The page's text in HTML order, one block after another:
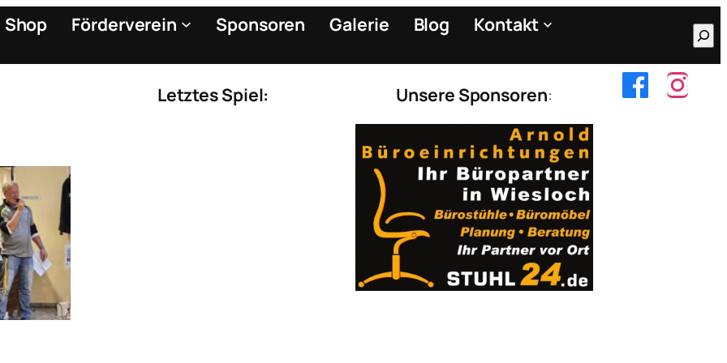
Shop Förderverein Sponsoren Galerie Blog
Kontakt
Letztes Spiel: Unsere Sponsoren: